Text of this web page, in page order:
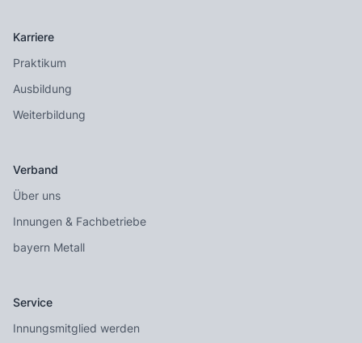
Karriere
Praktikum
Ausbildung
Weiterbildung
Verband
Über uns
Innungen & Fachbetriebe
bayern Metall
Service
Innungsmitglied werden